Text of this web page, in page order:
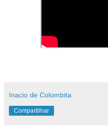
Inacio de Colombita
Compartilhar